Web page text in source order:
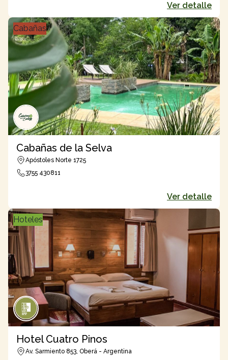
Ver detalle
Cabañas
Cabañas de la Selva
Apóstoles Norte 1725
3755 430811
Ver detalle
Hoteles
Hotel Cuatro Pinos
Av. Sarmiento 853, Oberá - Argentina